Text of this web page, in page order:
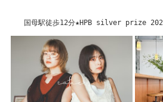
国母駅徒歩12分★HPB silver prize 2026